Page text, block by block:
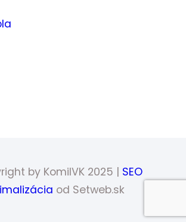
by KomilVK 2025 | SEO
od Setweb.sk